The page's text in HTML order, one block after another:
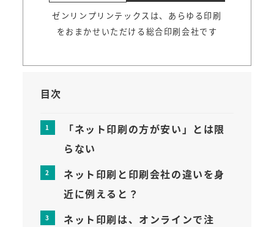
ゼンリンプリンテックスは、あらゆる印刷
をおまかせいただける総合印刷会社です
目次
「ネット印刷の方が安い」とは限
らない
ネット印刷と印刷会社の違いを身
近に例えると？
ネット印刷は、オンラインで注